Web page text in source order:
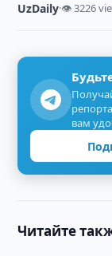
UzDaily·👁 3226
вам
Читайте